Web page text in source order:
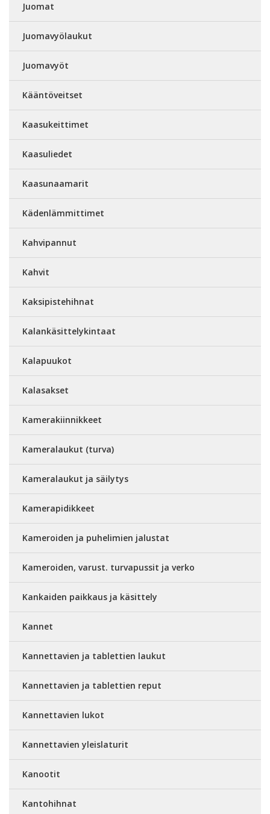
Juomat
Juomavyölaukut
Juomavyöt
Kääntöveitset
Kaasukeittimet
Kaasuliedet
Kaasunaamarit
Kädenlämmittimet
Kahvipannut
Kahvit
Kaksipistehihnat
Kalankäsittelykintaat
Kalapuukot
Kalasakset
Kamerakiinnikkeet
Kameralaukut (turva)
Kameralaukut ja säilytys
Kamerapidikkeet
Kameroiden ja puhelimien jalustat
Kameroiden, varust. turvapussit ja verko
Kankaiden paikkaus ja käsittely
Kannet
Kannettavien ja tablettien laukut
Kannettavien ja tablettien reput
Kannettavien lukot
Kannettavien yleislaturit
Kanootit
Kantohihnat